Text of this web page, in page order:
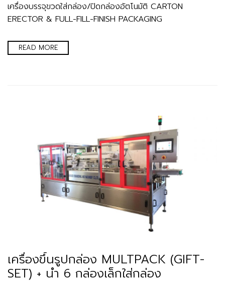
เครื่องบรรจุขวดใส่กล่อง/ปิดกล่องอัตโนมัติ CARTON
ERECTOR & FULL-FILL-FINISH PACKAGING
READ MORE
เครื่องขึ้นรูปกล่อง MULTPACK (GIFT-
SET) + นำ 6 กล่องเล็กใส่กล่อง